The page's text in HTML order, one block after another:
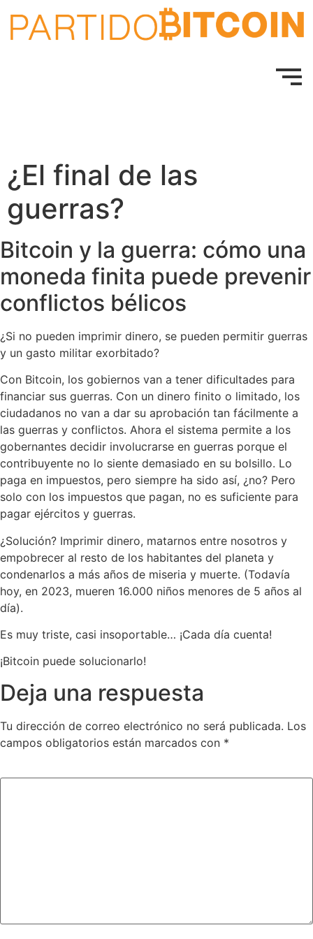
¿El final de las
guerras?
Bitcoin y la guerra: cómo una
moneda finita puede prevenir
conflictos bélicos
¿Si no pueden imprimir dinero, se pueden permitir guerras
y un gasto militar exorbitado?
Con Bitcoin, los gobiernos van a tener dificultades para
financiar sus guerras. Con un dinero finito o limitado, los
ciudadanos no van a dar su aprobación tan fácilmente a
las guerras y conflictos. Ahora el sistema permite a los
gobernantes decidir involucrarse en guerras porque el
contribuyente no lo siente demasiado en su bolsillo. Lo
paga en impuestos, pero siempre ha sido así, ¿no? Pero
solo con los impuestos que pagan, no es suficiente para
pagar ejércitos y guerras.
¿Solución? Imprimir dinero, matarnos entre nosotros y
empobrecer al resto de los habitantes del planeta y
condenarlos a más años de miseria y muerte. (Todavía
hoy, en 2023, mueren 16.000 niños menores de 5 años al
día).
Es muy triste, casi insoportable… ¡Cada día cuenta!
¡Bitcoin puede solucionarlo!
Deja una respuesta
Tu dirección de correo electrónico no será publicada. Los
campos obligatorios están marcados con *